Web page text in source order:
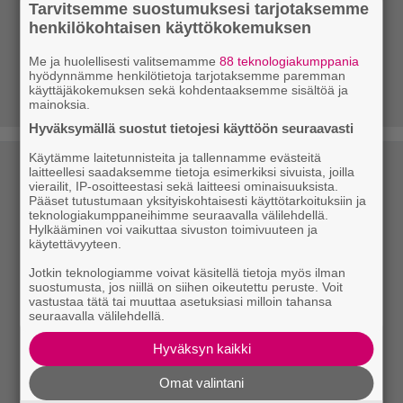
Tarvitsemme suostumuksesi tarjotaksemme
henkilökohtaisen käyttökokemuksen
Me ja huolellisesti valitsemamme88 teknologiakumppania
hyödynnämme henkilötietoja tarjotaksemme paremman
käyttäjäkokemuksen sekä kohdentaaksemme sisältöä ja
mainoksia.
Hyväksymällä suostut tietojesi käyttöön seuraavasti
Käytämme laitetunnisteita ja tallennamme evästeitä
laitteellesi saadaksemme tietoja esimerkiksi sivuista, joilla
vierailit, IP-osoitteestasi sekä laitteesi ominaisuuksista.
Pääset tutustumaan yksityiskohtaisesti käyttötarkoituksiin ja
teknologiakumppaneihimme seuraavalla välilehdellä.
Hylkääminen voi vaikuttaa sivuston toimivuuteen ja
käytettävyyteen.
Jotkin teknologiamme voivat käsitellä tietoja myös ilman
suostumusta, jos niillä on siihen oikeutettu peruste. Voit
vastustaa tätä tai muuttaa asetuksiasi milloin tahansa
seuraavalla välilehdellä.
Hyväksyn kaikki
Omat valintani